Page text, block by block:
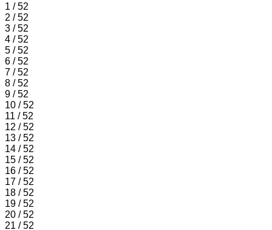
1 / 52
2 / 52
3 / 52
4 / 52
5 / 52
6 / 52
7 / 52
8 / 52
9 / 52
10 / 52
11 / 52
12 / 52
13 / 52
14 / 52
15 / 52
16 / 52
17 / 52
18 / 52
19 / 52
20 / 52
21 / 52